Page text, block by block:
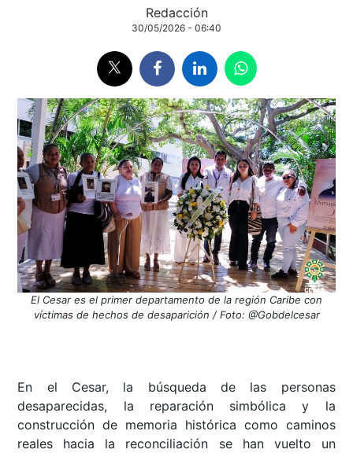
Redacción
30/05/2026 - 06:40
El Cesar es el primer departamento de la región Caribe con
víctimas de hechos de desaparición / Foto: @Gobdelcesar
En el Cesar, la búsqueda de las personas
desaparecidas, la reparación simbólica y la
construcción de memoria histórica como caminos
reales hacia la reconciliación se han vuelto un